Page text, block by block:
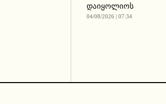
დაიყოლიოს
04/08/2026 | 07:34